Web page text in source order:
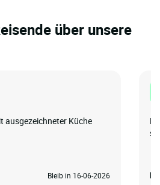
über unsere
ausgezeichneter Küche
Bleib in 16-06-2026